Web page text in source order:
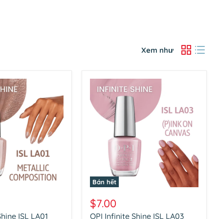
Xem như
ISL LA01
Bán hết
Infinite
Shine
$7.00
OPI Infinite Shine ISL LA03